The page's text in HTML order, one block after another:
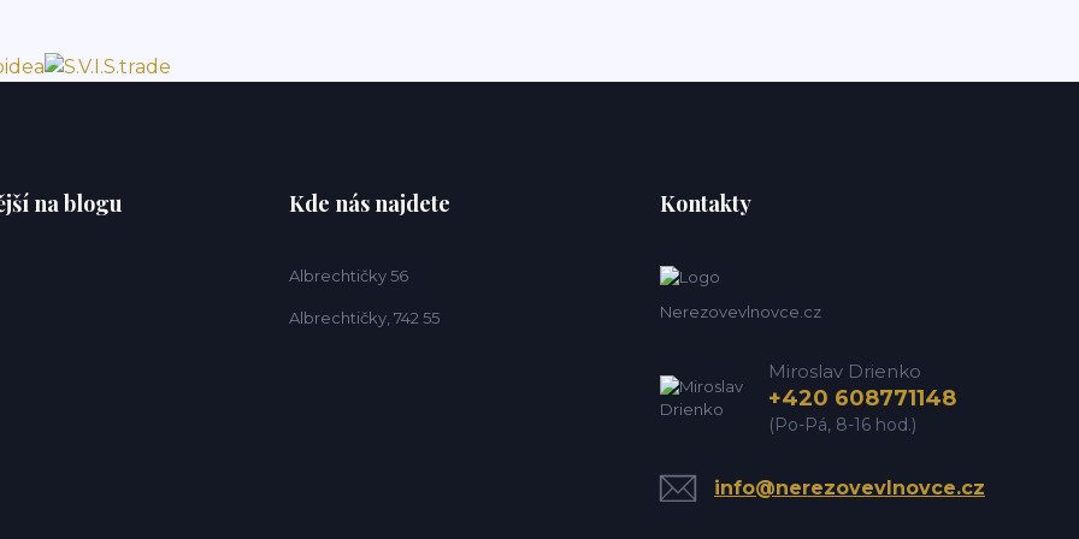
na blogu Kde nás najdete
Albrechtičky 56
Albrechtičky, 742 55
Kontakty
Nerezovevlnovce.cz
Miroslav Drienko
+420 608771148
(Po-Pá, 8-16 hod.)
info@nerezovevlnovce.cz